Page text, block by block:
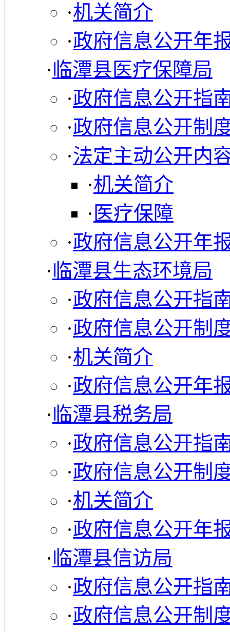
·机关简介
·政府信息公开年
·临潭县医疗保障局
·政府信息公开指
·政府信息公开制
·法定主动公开内
·机关简介
· 医疗保障
·政府信息公开年
·临潭县生态环境局
·政府信息公开指
·政府信息公开制
·机关简介
·政府信息公开年
·临潭县税务局
·政府信息公开指
·政府信息公开制
·机关简介
·政府信息公开年
·临潭县信访局
·政府信息公开指
·政府信息公开制